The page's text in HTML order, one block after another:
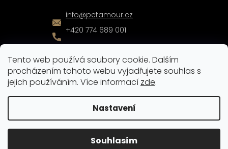
Tento web používá soubory cookie. Dalším
procházením tohoto webu vyjadřujete souhlas s
jejich používáním. Více informací zde.
Nastavení
Souhlasím
info@petamour.cz
+420 774 689 001
Nakódoval
Copyright 2026Pet Amour. Všechna práva vyhrazena.
Upravit nastavení cookies